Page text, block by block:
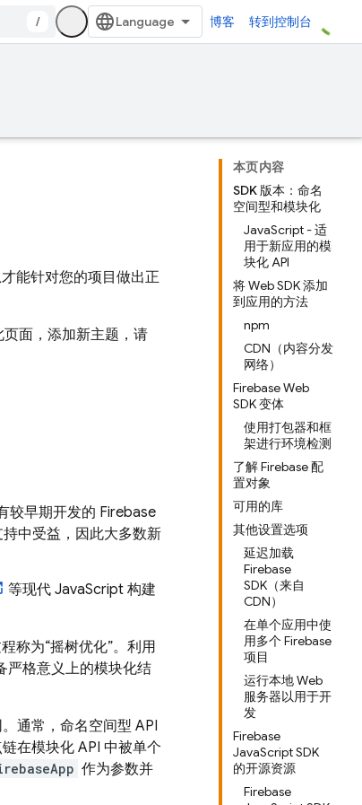
/ 博客 转到控制台
本页内容
SDK 版本：命名
空间型和模块化
JavaScript - 适
用于新应用的模
块化 API
将 Web SDK 添加
到应用的方法
npm
CDN（内容分发
网络）
Firebase Web
SDK 变体
使用打包器和框
架进行环境检测
了解 Firebase 配
置对象
可用的库
其他设置选项
延迟加载
Firebase
SDK（来自
CDN）
在单个应用中使
用多个 Firebase
项目
运行本地 Web
服务器以用于开
发
Firebase
JavaScript SDK
的开源资源
Firebase
能针对您的项目做出正
面，添加新主题，请
较早期开发的 Firebase
中受益，因此大多数新
等现代 JavaScript 构建
称为“摇树优化”。利用
严格意义上的模块化结
通常，命名空间型 API
在模块化 API 中被单个
作为参数并